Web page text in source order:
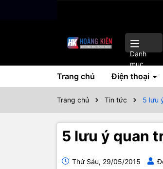
Danh
mục
Trang chủ Điện thoại
Trang chủ Tin tức 5 lưu
5 lưu ý quan
Thứ Sáu, 29/05/2015